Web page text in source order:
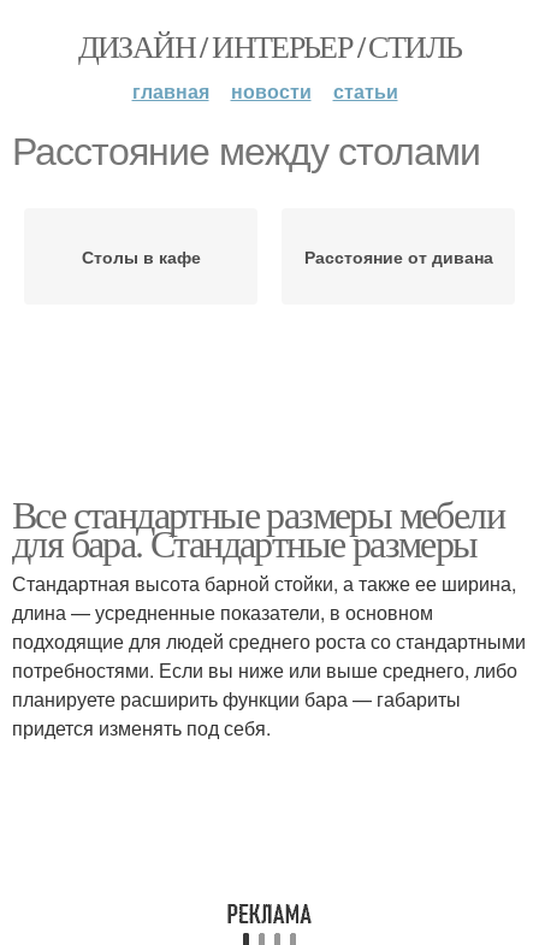
ДИЗАЙН / ИНТЕРЬЕР / СТИЛЬ
главная новости статьи
Расстояние между столами
Столы в кафе Расстояние от дивана
Все стандартные размеры мебели
для бара. Стандартные размеры
Стандартная высота барной стойки, а также ее ширина,
длина — усредненные показатели, в основном
подходящие для людей среднего роста со стандартными
потребностями. Если вы ниже или выше среднего, либо
планируете расширить функции бара — габариты
придется изменять под себя.